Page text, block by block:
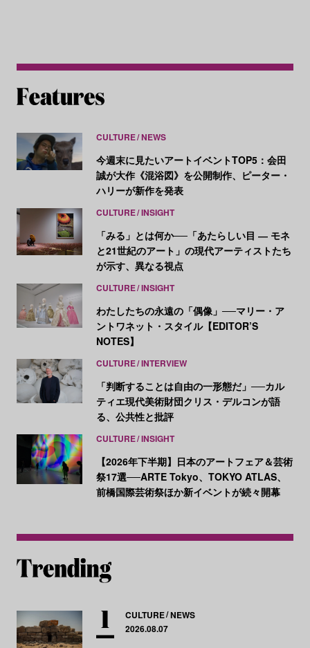
CULTURE NEWS
今週末に見たいアートイベントTOP5：会田
誠が大作《混浴図》を公開制作、ピーター・
ハリーが新作を発表
CULTURE INSIGHT
「みる」とは何か──「あたらしい目 ― モネ
と21世紀のアート」の現代アーティストたち
が示す、異なる視点
CULTURE INSIGHT
わたしたちの永遠の「偶像」──マリー・ア
ントワネット・スタイル【EDITOR’S
NOTES】
CULTURE INTERVIEW
「判断することは自由の一形態だ」──カル
ティエ現代美術財団クリス・デルコンが語
る、公共性と批評
CULTURE INSIGHT
【2026年下半期】日本のアートフェア＆芸術
祭17選──ARTE Tokyo、TOKYO ATLAS、
前橋国際芸術祭ほか新イベントが続々開幕
CULTURE NEWS
2026.08.07